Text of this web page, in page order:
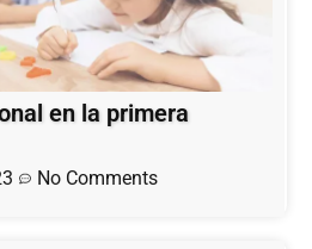
en la primera
No Comments